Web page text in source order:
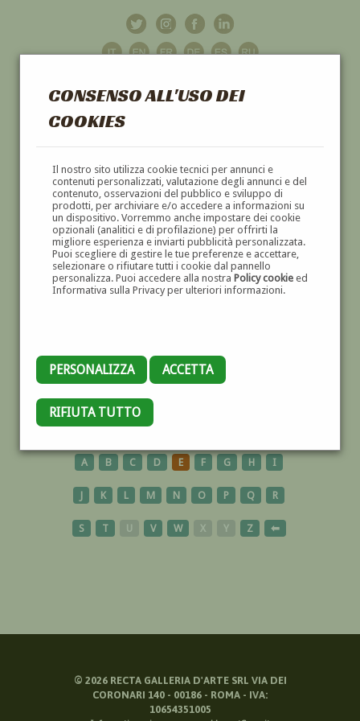
CONSENSO ALL'USO DEI
COOKIES
Il nostro sito utilizza cookie tecnici per annunci e
contenuti personalizzati, valutazione degli annunci e del
contenuto, osservazioni del pubblico e sviluppo di
prodotti, per archiviare e/o accedere a informazioni su
un dispositivo. Vorremmo anche impostare dei cookie
opzionali (analitici e di profilazione) per offrirti la
migliore esperienza e inviarti pubblicità personalizzata.
Puoi scegliere di gestire le tue preferenze e accettare,
selezionare o rifiutare tutti i cookie dal pannello
personalizza. Puoi accedere alla nostra Policy cookieed
Informativa sulla Privacy per ulteriori informazioni.
PERSONALIZZA ACCETTA
RIFIUTA TUTTO
GALLERIAD'ARTE
DIPINTI E SCULTURE '800 E '900
OLANDA
A B C D E F G H I
J K L M N O P Q R
S T U V W X Y Z ⬅
© 2026RECTA GALLERIA D'ARTE SRL VIA DEI
CORONARI 140 - 00186 - ROMA - IVA:
10654351005